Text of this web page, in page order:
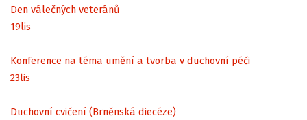
Den válečných veteránů
19lis
Konference na téma umění a tvorba v duchovní péči
23lis
Duchovní cvičení (Brněnská diecéze)